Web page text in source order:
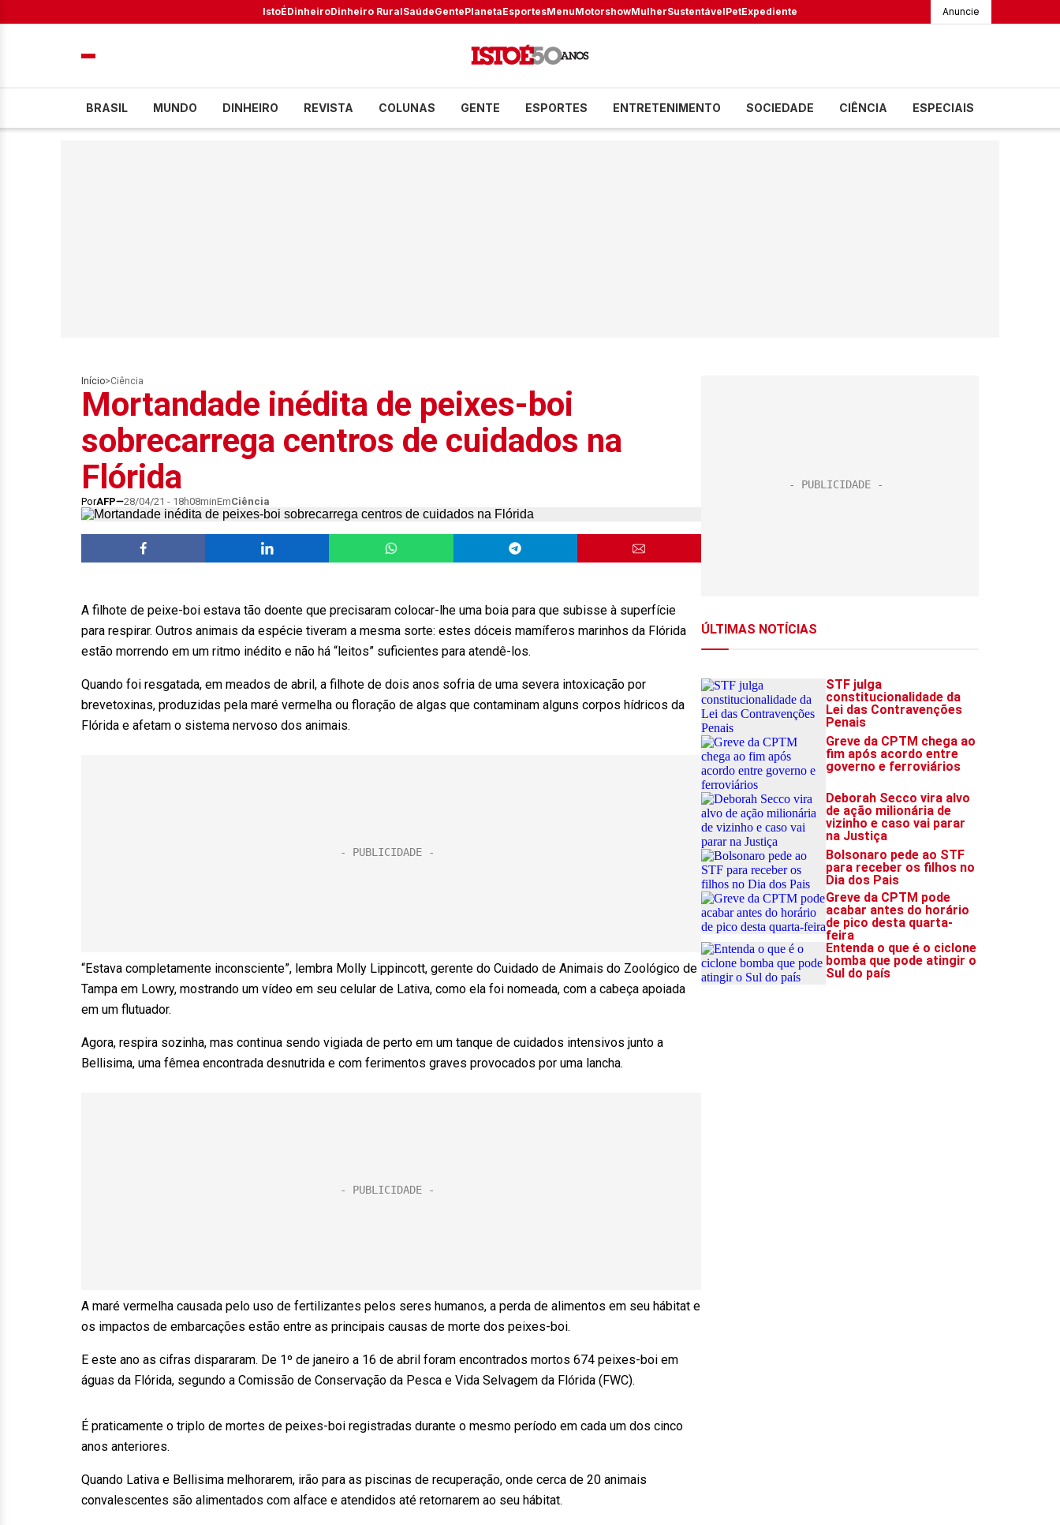
IstoÉDinheiroDinheiro RuralSaúdeGentePlanetaEsportesMenuMotorshowMulherSustentávelPetExpediente Anuncie
BRASIL MUNDO DINHEIRO REVISTA COLUNAS GENTE ESPORTES ENTRETENIMENTO SOCIEDADE CIÊNCIA ESPECIAIS
Início>Ciência
Mortandade inédita de peixes-boi
sobrecarrega centros de cuidados na
Flórida
PorAFP 28/04/21 - 18h08minEmCiência
A filhote de peixe-boi estava tão doente que precisaram colocar-lhe uma boia para que subisse à superfície
para respirar. Outros animais da espécie tiveram a mesma sorte: estes dóceis mamíferos marinhos da Flórida
estão morrendo em um ritmo inédito e não há “leitos” suficientes para atendê-los.
Quando foi resgatada, em meados de abril, a filhote de dois anos sofria de uma severa intoxicação por
brevetoxinas, produzidas pela maré vermelha ou floração de algas que contaminam alguns corpos hídricos da
Flórida e afetam o sistema nervoso dos animais.
“Estava completamente inconsciente”, lembra Molly Lippincott, gerente do Cuidado de Animais do Zoológico de
Tampa em Lowry, mostrando um vídeo em seu celular de Lativa, como ela foi nomeada, com a cabeça apoiada
em um flutuador.
Agora, respira sozinha, mas continua sendo vigiada de perto em um tanque de cuidados intensivos junto a
Bellisima, uma fêmea encontrada desnutrida e com ferimentos graves provocados por uma lancha.
A maré vermelha causada pelo uso de fertilizantes pelos seres humanos, a perda de alimentos em seu hábitat e
os impactos de embarcações estão entre as principais causas de morte dos peixes-boi.
E este ano as cifras dispararam. De 1º de janeiro a 16 de abril foram encontrados mortos 674 peixes-boi em
águas da Flórida, segundo a Comissão de Conservação da Pesca e Vida Selvagem da Flórida (FWC).
É praticamente o triplo de mortes de peixes-boi registradas durante o mesmo período em cada um dos cinco
anos anteriores.
Quando Lativa e Bellisima melhorarem, irão para as piscinas de recuperação, onde cerca de 20 animais
convalescentes são alimentados com alface e atendidos até retornarem ao seu hábitat.